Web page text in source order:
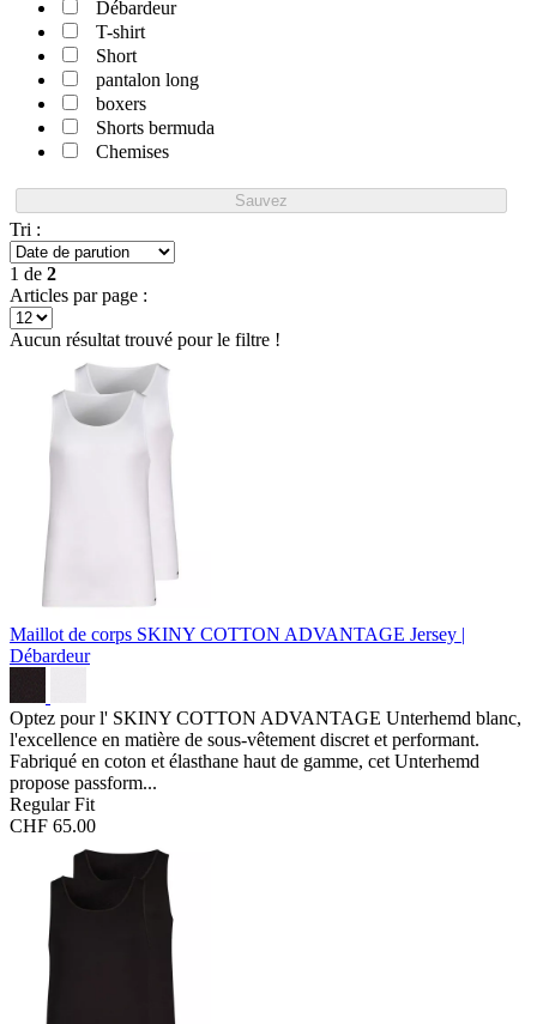
Débardeur
T-shirt
Short
pantalon long
boxers
Shorts bermuda
Chemises
Sauvez
Tri :
1 de 2
Articles par page :
Aucun résultat trouvé pour le filtre !
Maillot de corps SKINY COTTON ADVANTAGE Jersey |
Débardeur
Optez pour l' SKINY COTTON ADVANTAGE Unterhemd blanc,
l'excellence en matière de sous-vêtement discret et performant.
Fabriqué en coton et élasthane haut de gamme, cet Unterhemd
propose passform...
Regular Fit
CHF 65.00